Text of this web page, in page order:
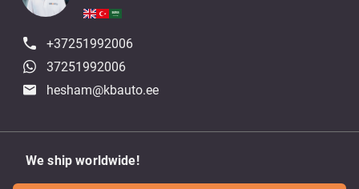
+37251992006
37251992006
hesham@kbauto.ee
We ship worldwide!